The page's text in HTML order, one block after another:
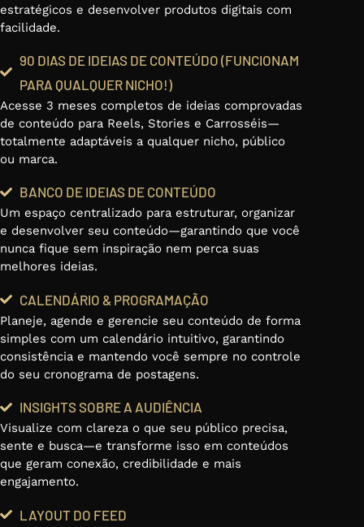
estratégicos e desenvolver produtos digitais com
facilidade.
90 DIAS DE IDEIAS DE CONTEÚDO (FUNCIONAM
PARA QUALQUER NICHO!)
Acesse 3 meses completos de ideias comprovadas
de conteúdo para Reels, Stories e Carrosséis—
totalmente adaptáveis a qualquer nicho, público
ou marca.
BANCO DE IDEIAS DE CONTEÚDO
Um espaço centralizado para estruturar, organizar
e desenvolver seu conteúdo—garantindo que você
nunca fique sem inspiração nem perca suas
melhores ideias.
CALENDÁRIO & PROGRAMAÇÃO
Planeje, agende e gerencie seu conteúdo de forma
simples com um calendário intuitivo, garantindo
consistência e mantendo você sempre no controle
do seu cronograma de postagens.
INSIGHTS SOBRE A AUDIÊNCIA
Visualize com clareza o que seu público precisa,
sente e busca—e transforme isso em conteúdos
que geram conexão, credibilidade e mais
engajamento.
LAYOUT DO FEED